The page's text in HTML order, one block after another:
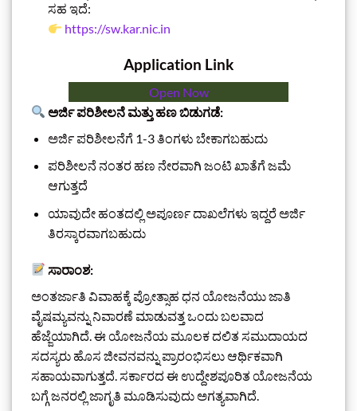
ಸಹ ಇದೆ:
https://sw.kar.nic.in
Application Link
Open Now
ಅರ್ಜಿ ಪರಿಶೀಲನೆ ಮತ್ತು ಹಣ ಬಿಡುಗಡೆ:
ಅರ್ಜಿ ಪರಿಶೀಲನೆಗೆ 1-3 ತಿಂಗಳು ಬೇಕಾಗಬಹುದು
ಪರಿಶೀಲನೆ ನಂತರ ಹಣ ನೇರವಾಗಿ ಜಂಟಿ ಖಾತೆಗೆ ಜಮೆ
ಆಗುತ್ತದೆ
ಯಾವುದೇ ಹಂತದಲ್ಲಿ ಅಪೂರ್ಣ ದಾಖಲೆಗಳು ಇದ್ದರೆ ಅರ್ಜಿ
ತಿರಸ್ಕಾರವಾಗಬಹುದು
ಸಾರಾಂಶ:
ಅಂತರ್ಜಾತಿ ವಿವಾಹಕ್ಕೆ ಪ್ರೋತ್ಸಾಹ ಧನ ಯೋಜನೆಯು ಜಾತಿ
ವೈಷಮ್ಯವನ್ನು ನಿವಾರಣೆ ಮಾಡುವತ್ತ ಒಂದು ಬಲವಾದ
ಹೆಜ್ಜೆಯಾಗಿದೆ. ಈ ಯೋಜನೆಯ ಮೂಲಕ ದಲಿತ ಸಮುದಾಯದ
ಸದಸ್ಯರು ಹೊಸ ಜೀವನವನ್ನು ಪ್ರಾರಂಭಿಸಲು ಆರ್ಥಿಕವಾಗಿ
ಸಹಾಯವಾಗುತ್ತದೆ. ಸರ್ಕಾರದ ಈ ಉದ್ದೇಶಪೂರಿತ ಯೋಜನೆಯ
ಬಗ್ಗೆ ಜನರಲ್ಲಿ ಜಾಗೃತಿ ಮೂಡಿಸುವುದು ಅಗತ್ಯವಾಗಿದೆ.